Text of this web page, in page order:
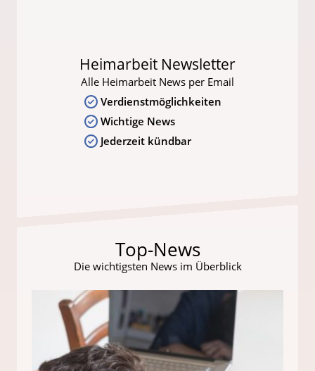
Heimarbeit Newsletter
Alle Heimarbeit News per Email
Verdienstmöglichkeiten
Wichtige News
Jederzeit kündbar
Top-News
Die wichtigsten News im Überblick